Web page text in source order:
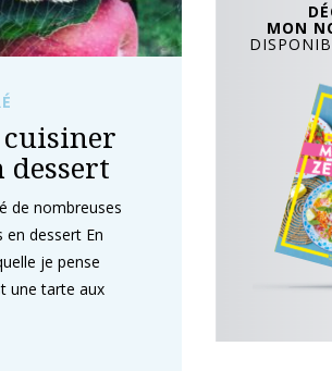
cuisiner
dessert
de nombreuses
dessert En
je pense
une tarte aux
MON